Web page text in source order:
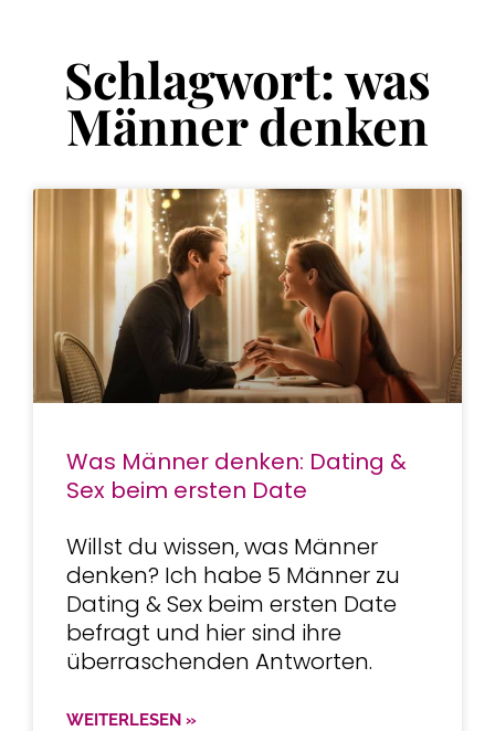
Schlagwort: was
Männer denken
Was Männer denken: Dating &
Sex beim ersten Date
Willst du wissen, was Männer
denken? Ich habe 5 Männer zu
Dating & Sex beim ersten Date
befragt und hier sind ihre
überraschenden Antworten.
WEITERLESEN »